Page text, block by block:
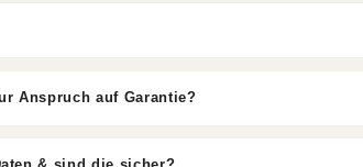
Anspruch auf Garantie?